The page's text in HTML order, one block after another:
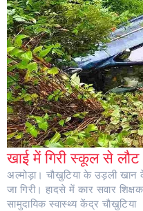
खाई में गिरी स्कूल से लौट
अल्मोड़ा। चौखुटिया के उड़ली खान
जा गिरी। हादसे में कार सवार
सामुदायिक स्वास्थ्य केंद्र चौखुटिया